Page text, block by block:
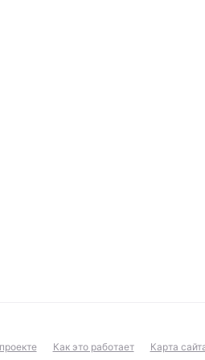
Как это работает Карта